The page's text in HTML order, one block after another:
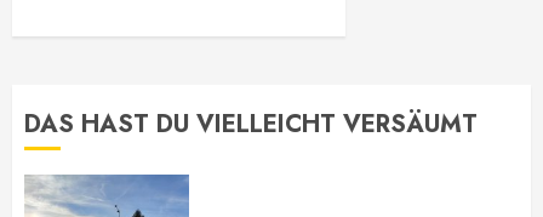
DAS HAST DU VIELLEICHT VERSÄUMT